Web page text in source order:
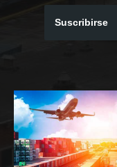
Suscribirse